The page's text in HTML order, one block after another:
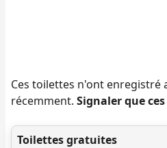
Ces toilettes n'ont enregistré
récemment. Signaler que
Toilettes gratuites